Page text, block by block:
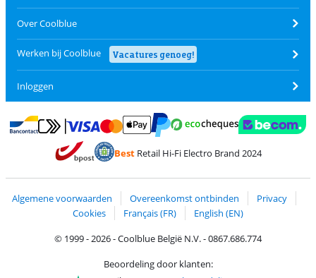
Over Coolblue
Werken bij Coolblue Vacatures genoeg!
Inloggen
Betalen met Bancontact
Betalen met MasterCard en Visa via ClickToPay
Betalen met PayPal
BestRetail Hi-Fi Electro Brand 2024
Algemene voorwaarden Overeenkomst ontbinden
Privacy
Cookies
Français (FR)
English (EN)
© 1999 - 2026 - Coolblue België N.V. - 0867.686.774
Beoordeling door klanten: